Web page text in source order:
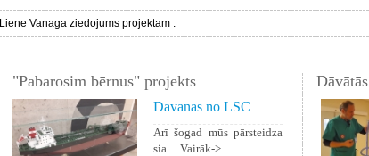
Liene Vanaga ziedojums projektam :
"Pabarosim bērnus" projekts
Dāvanas no LSC
Arī šogad mūs pārsteidza
sia ... Vairāk->